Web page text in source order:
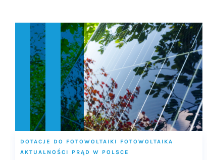
DOTACJE DO FOTOWOLTAIKI
FOTOWOLTAIKA
AKTUALNOŚCI
PRĄD W POLSCE